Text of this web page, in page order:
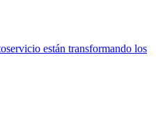
están transformando los